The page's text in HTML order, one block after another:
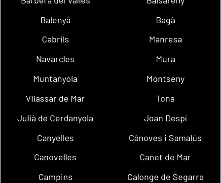
Balenyà
Bagà
Cabrils
Manresa
Navarcles
Mura
Muntanyola
Montseny
Vilassar de Mar
Tona
Julià de Cerdanyola
Joan Despí
Canyelles
Cànoves i Samalús
Canovelles
Canet de Mar
Campins
Calonge de Segarra